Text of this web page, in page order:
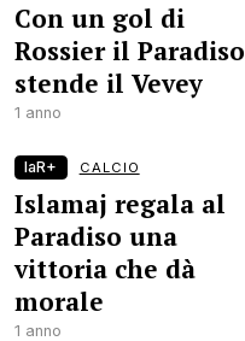
Con un gol di
Rossier il Paradiso
stende il Vevey
1 anno
laR+ CALCIO
Islamaj regala al
Paradiso una
vittoria che dà
morale
1 anno